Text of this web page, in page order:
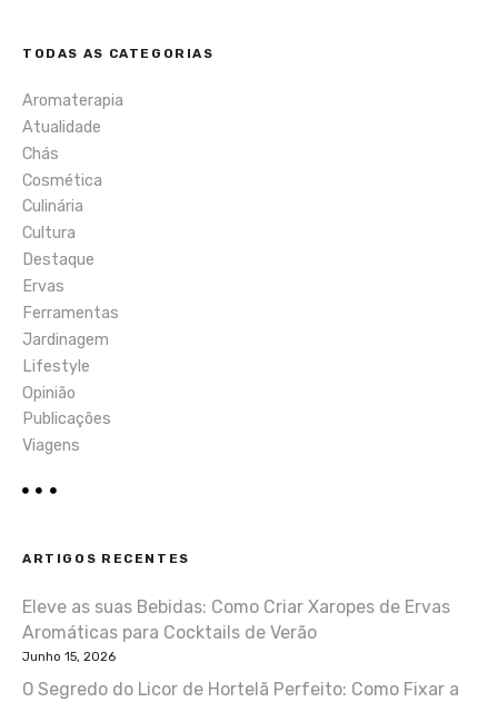
TODAS AS CATEGORIAS
Aromaterapia
Atualidade
Chás
Cosmética
Culinária
Cultura
Destaque
Ervas
Ferramentas
Jardinagem
Lifestyle
Opinião
Publicações
Viagens
ARTIGOS RECENTES
Eleve as suas Bebidas: Como Criar Xaropes de Ervas
Aromáticas para Cocktails de Verão
Junho 15, 2026
O Segredo do Licor de Hortelã Perfeito: Como Fixar a